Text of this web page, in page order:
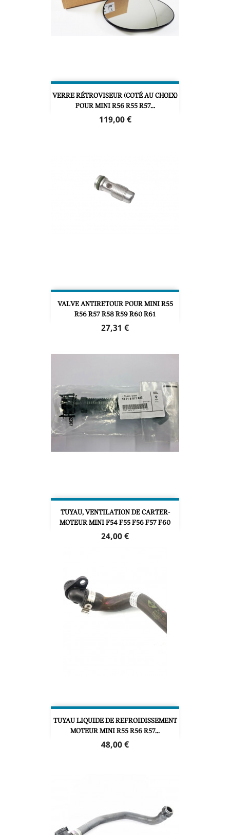
VERRE RÉTROVISEUR (COTÉ AU CHOIX)
POUR MINI R56 R55 R57...
Prix
119,00 €
VALVE ANTIRETOUR POUR MINI R55
R56 R57 R58 R59 R60 R61
Prix
27,31 €
TUYAU, VENTILATION DE CARTER-
MOTEUR MINI F54 F55 F56 F57 F60
Prix
24,00 €
TUYAU LIQUIDE DE REFROIDISSEMENT
MOTEUR MINI R55 R56 R57...
Prix
48,00 €